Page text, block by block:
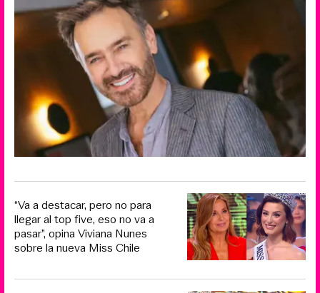
“Va a destacar, pero no para
llegar al top five, eso no va a
pasar”, opina Viviana Nunes
sobre la nueva Miss Chile